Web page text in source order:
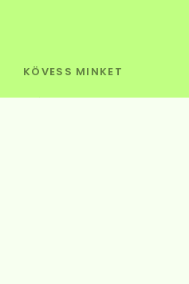
KÖVESS MINKET
Szédi Butik Webshop